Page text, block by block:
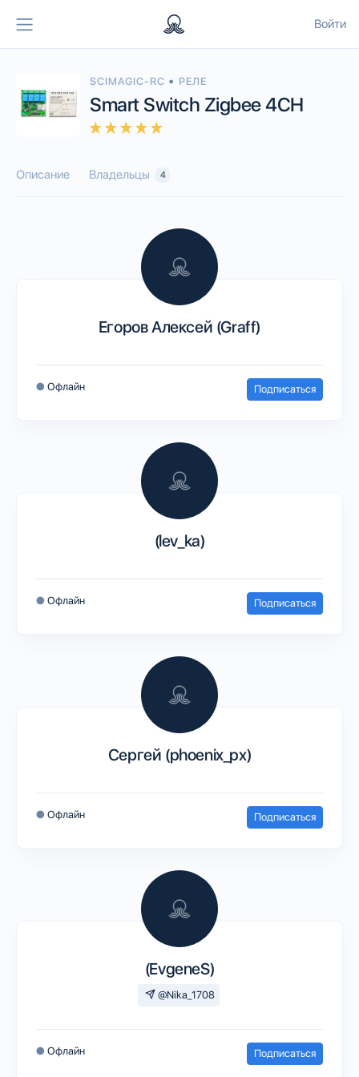
Войти
SCIMAGIC-RC • РЕЛЕ
Smart Switch Zigbee 4CH
Описание Владельцы 4
Егоров Алексей (Graff)
● Офлайн Подписаться
(lev_ka)
● Офлайн Подписаться
Сергей (phoenix_px)
● Офлайн Подписаться
(EvgeneS)
@Nika_1708
● Офлайн Подписаться